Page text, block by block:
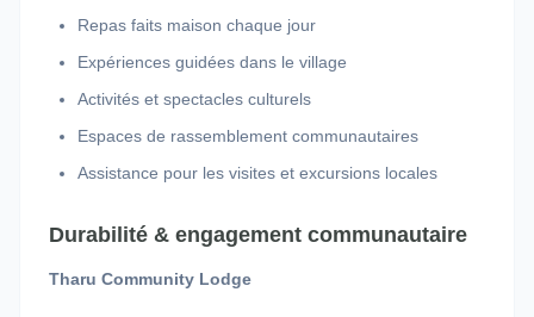
Repas faits maison chaque jour
Expériences guidées dans le village
Activités et spectacles culturels
Espaces de rassemblement communautaires
Assistance pour les visites et excursions locales
Durabilité & engagement communautaire
Tharu Community Lodge